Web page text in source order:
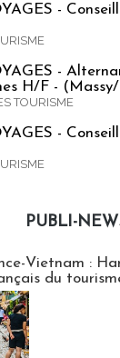
-
-
H/F -
TOURISME
-
PUBLI-
Vietnam :
du